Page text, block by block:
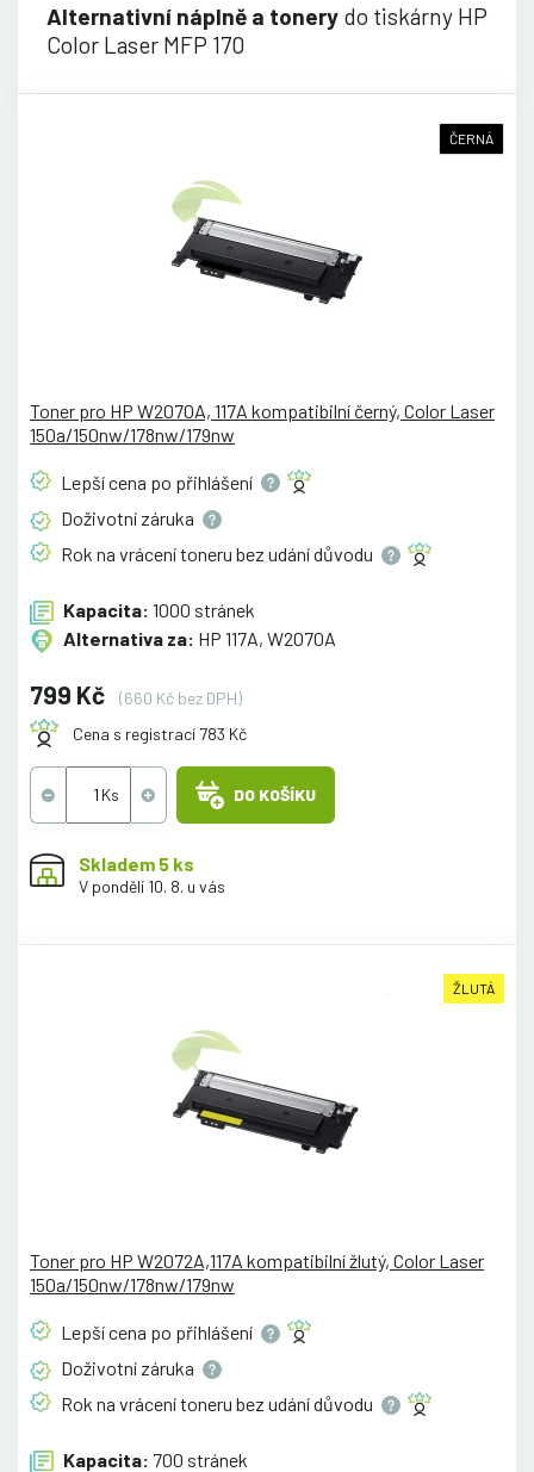
Alternativní náplně a tonery do tiskárny HP
Color Laser MFP 170
ČERNÁ
Toner pro HP W2070A, 117A kompatibilní černý, Color Laser
150a/150nw/178nw/179nw
Lepší cena po přihlášení
Doživotní záruka
Rok na vrácení toneru bez udánídůvodu
Kapacita: 1000 stránek
Alternativa za: HP 117A, W2070A
799 Kč
(660 Kč bez DPH)
Cena s registrací 783 Kč
DO KOŠÍKU
Skladem 5 ks
V pondělí 10. 8. u vás
ŽLUTÁ
Toner pro HP W2072A,117A kompatibilní žlutý, Color Laser
150a/150nw/178nw/179nw
Lepší cena po přihlášení
Doživotní záruka
Rok na vrácení toneru bez udánídůvodu
Kapacita: 700 stránek